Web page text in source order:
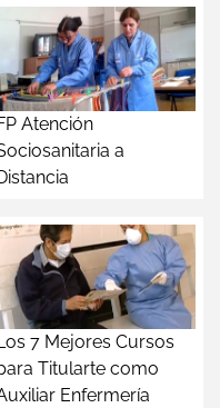
Atención
a
7 Mejores Cursos
Titularte como
Enfermería